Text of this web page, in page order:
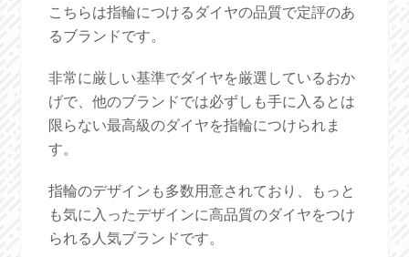
こちらは指輪につけるダイヤの品質で定評のあ
るブランドです。
非常に厳しい基準でダイヤを厳選しているおか
げで、他のブランドでは必ずしも手に入るとは
限らない最高級のダイヤを指輪につけられま
す。
指輪のデザインも多数用意されており、もっと
も気に入ったデザインに高品質のダイヤをつけ
られる人気ブランドです。